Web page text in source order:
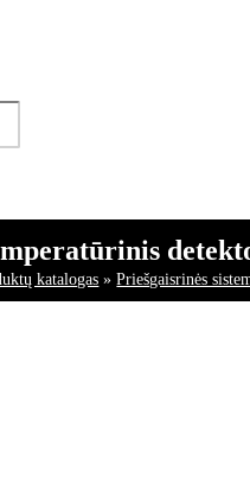
katalogas »Priešgaisrinės